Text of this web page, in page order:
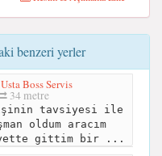
benzeri yerler
Boss Servis
34 metre
tavsiyesi ile
oldum aracım
gittim bir ...